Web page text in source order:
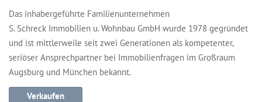
Das inhabergeführte Familienunternehmen
S. Schreck Immobilien u. Wohnbau GmbH wurde 1978 gegründet
und ist mittlerweile seit zwei Generationen als kompetenter,
seriöser Ansprechpartner bei Immobilienfragen im Großraum
Augsburg und München bekannt.
Verkaufen